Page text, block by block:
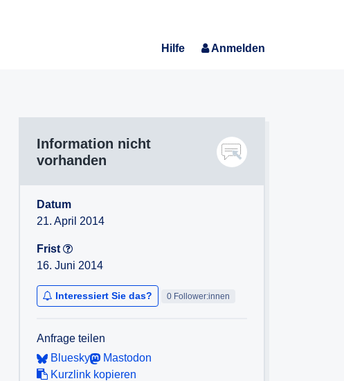
Hilfe Anmelden
Information nicht
vorhanden
Datum
21. April 2014
Frist
16. Juni 2014
Interessiert Sie das? 0 Follower:innen
Anfrage teilen
Bluesky
Mastodon
Kurzlink kopieren